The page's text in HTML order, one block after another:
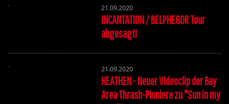
21.09.2020
INCANTATION / BELPHEGOR Tour
abgesagt!
21.09.2020
HEATHEN - Neuer Videoclip der Bay
Area Thrash-Pioniere zu "Sun in my